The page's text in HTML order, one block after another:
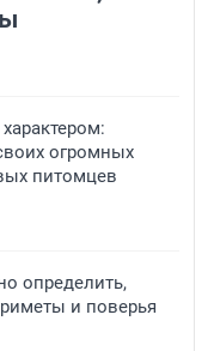
огромных
питомцев
определить,
и поверья